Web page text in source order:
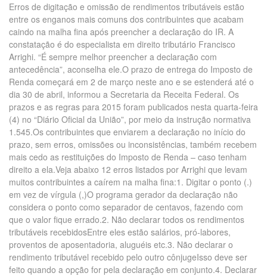
Erros de digitação e omissão de rendimentos tributáveis estão
entre os enganos mais comuns dos contribuintes que acabam
caindo na malha fina após preencher a declaração do IR. A
constatação é do especialista em direito tributário Francisco
Arrighi. “É sempre melhor preencher a declaração com
antecedência”, aconselha ele.O prazo de entrega do Imposto de
Renda começará em 2 de março neste ano e se estenderá até o
dia 30 de abril, informou a Secretaria da Receita Federal. Os
prazos e as regras para 2015 foram publicados nesta quarta-feira
(4) no “Diário Oficial da União”, por meio da instrução normativa
1.545.Os contribuintes que enviarem a declaração no início do
prazo, sem erros, omissões ou inconsistências, também recebem
mais cedo as restituições do Imposto de Renda – caso tenham
direito a ela.Veja abaixo 12 erros listados por Arrighi que levam
muitos contribuintes a caírem na malha fina:1. Digitar o ponto (.)
em vez de vírgula (,)O programa gerador da declaração não
considera o ponto como separador de centavos, fazendo com
que o valor fique errado.2. Não declarar todos os rendimentos
tributáveis recebidosEntre eles estão salários, pró-labores,
proventos de aposentadoria, aluguéis etc.3. Não declarar o
rendimento tributável recebido pelo outro cônjugeIsso deve ser
feito quando a opção for pela declaração em conjunto.4. Declarar